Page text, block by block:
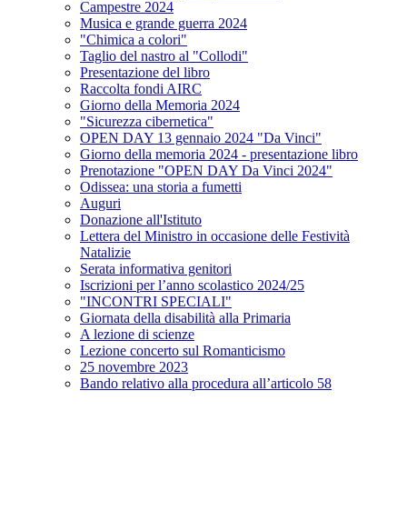
Campestre 2024
Musica e grande guerra 2024
"Chimica a colori"
Taglio del nastro al "Collodi"
Presentazione del libro
Raccolta fondi AIRC
Giorno della Memoria 2024
"Sicurezza cibernetica"
OPEN DAY 13 gennaio 2024 "Da Vinci"
Giorno della memoria 2024 - presentazione libro
Prenotazione "OPEN DAY Da Vinci 2024"
Odissea: una storia a fumetti
Auguri
Donazione all'Istituto
Lettera del Ministro in occasione delle Festività
Natalizie
Serata informativa genitori
Iscrizioni per l’anno scolastico 2024/25
"INCONTRI SPECIALI"
Giornata della disabilità alla Primaria
A lezione di scienze
Lezione concerto sul Romanticismo
25 novembre 2023
Bando relativo alla procedura all’articolo 58